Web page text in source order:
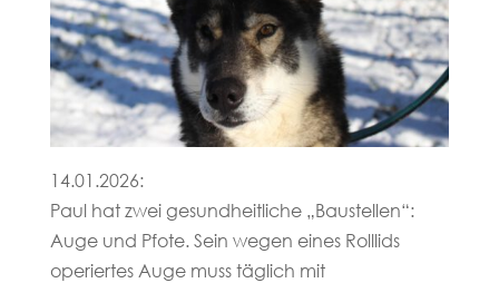
14.01.2026:
Paul hat zwei gesundheitliche „Baustellen“:
Auge und Pfote. Sein wegen eines Rolllids
operiertes Auge muss täglich mit